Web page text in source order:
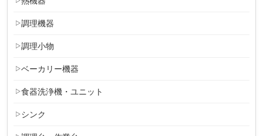
調理機器
調理小物
ベーカリー機器
食器洗浄機・ユニット
シンク